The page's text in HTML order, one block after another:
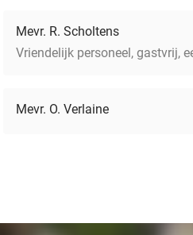
Mevr. R. Scholtens
Vriendelijk personeel, gastvrij,
Mevr. O. Verlaine